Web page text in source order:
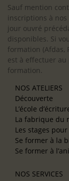
Sauf mention
inscriptions à
jour ouvré
disponibles. Si
formation (Afdas,
est à effectuer
formation.
NOS ATELIERS
Découverte
L’école
La fabrique du
Les stages
Se former à la
Se former à
NOS SERVICES